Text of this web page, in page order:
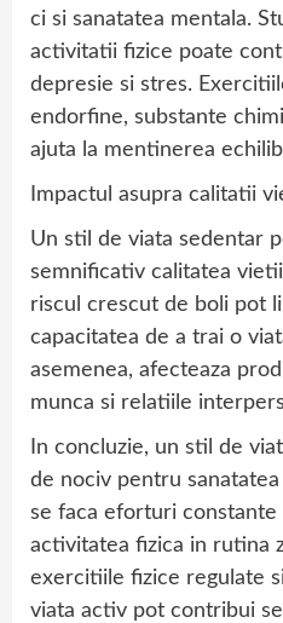
ci si sanatatea mentala.
activitatii fizice poate
depresie si stres.
endorfine, substante
ajuta la mentinerea
Impactul asupra calitatii
Un stil de viata sedentar
semnificativ calitatea
riscul crescut de boli pot
capacitatea de a trai o
asemenea, afecteaza
munca si relatiile
In concluzie, un stil de
de nociv pentru
se faca eforturi
activitatea fizica in rutina
exercitiile fizice regulate
viata activ pot contribui